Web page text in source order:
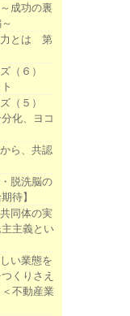
成功の裏
力とは 第
ズ（６）
（５）
化、ヨコ
ら、共認
脱洗脳の
待】
同体の実
主義とい
い業態を
くりさえ
不動産業